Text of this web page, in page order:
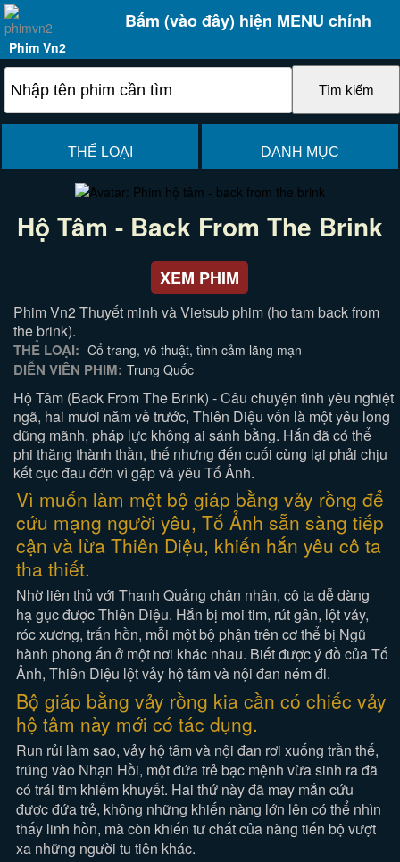
Bấm (vào đây) hiện MENU chính
Phim Vn2
THỂ LOẠI DANH MỤC
Hộ Tâm - Back From The Brink
XEM PHIM
Phim Vn2 Thuyết minh và Vietsub phim (ho tam back from
the brink).
THỂ LOẠI: Cổ trang, võ thuật, tình cảm lãng mạn
DIỄN VIÊN PHIM: Trung Quốc
Hộ Tâm (Back From The Brink) - Câu chuyện tình yêu nghiệt
ngã, hai mươi năm về trước, Thiên Diệu vốn là một yêu long
dũng mãnh, pháp lực không ai sánh bằng. Hắn đã có thể
phi thăng thành thần, thế nhưng đến cuối cùng lại phải chịu
kết cục đau đớn vì gặp và yêu Tố Ảnh.
Vì muốn làm một bộ giáp bằng vảy rồng để
cứu mạng người yêu, Tố Ảnh sẵn sàng tiếp
cận và lừa Thiên Diệu, khiến hắn yêu cô ta
tha thiết.
Nhờ liên thủ với Thanh Quảng chân nhân, cô ta dễ dàng
hạ gục được Thiên Diệu. Hắn bị moi tim, rút gân, lột vảy,
róc xương, trấn hồn, mỗi một bộ phận trên cơ thể bị Ngũ
hành phong ấn ở một nơi khác nhau. Biết được ý đồ của Tố
Ảnh, Thiên Diệu lột vảy hộ tâm và nội đan ném đi.
Bộ giáp bằng vảy rồng kia cần có chiếc vảy
hộ tâm này mới có tác dụng.
Run rủi làm sao, vảy hộ tâm và nội đan rơi xuống trần thế,
trúng vào Nhạn Hồi, một đứa trẻ bạc mệnh vừa sinh ra đã
có trái tim khiếm khuyết. Hai thứ này đã may mắn cứu
được đứa trẻ, không những khiến nàng lớn lên có thể nhìn
thấy linh hồn, mà còn khiến tư chất của nàng tiến bộ vượt
xa những người tu tiên khác.